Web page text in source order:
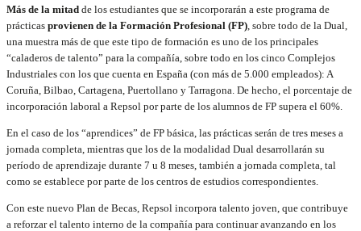
Más de la mitad de los estudiantes que se incorporarán a este programa de
prácticas provienen de la Formación Profesional (FP), sobre todo de la Dual,
una muestra más de que este tipo de formación es uno de los principales
“caladeros de talento” para la compañía, sobre todo en los cinco Complejos
Industriales con los que cuenta en España (con más de 5.000 empleados): A
Coruña, Bilbao, Cartagena, Puertollano y Tarragona. De hecho, el porcentaje de
incorporación laboral a Repsol por parte de los alumnos de FP supera el 60%.
En el caso de los “aprendices” de FP básica, las prácticas serán de tres meses a
jornada completa, mientras que los de la modalidad Dual desarrollarán su
período de aprendizaje durante 7 u 8 meses, también a jornada completa, tal
como se establece por parte de los centros de estudios correspondientes.
Con este nuevo Plan de Becas, Repsol incorpora talento joven, que contribuye
a reforzar el talento interno de la compañía para continuar avanzando en los